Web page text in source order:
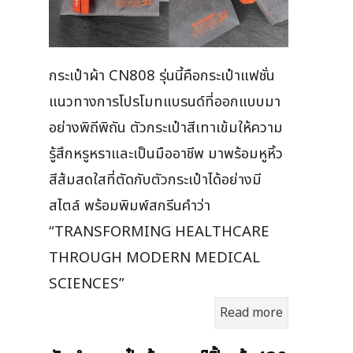
กระเป๋าผ้า CN808 รุ่นนี้คือกระเป๋าแฟชั่น
แนวทางการโปรโมทแบรนด์ที่ออกแบบมา
อย่างพิถีพิถัน ตัวกระเป๋าสีเทาเข้มให้ความ
รู้สึกหรูหราและเป็นมืออาชีพ มาพร้อมหูหิ้ว
สีส้มสดใสที่ตัดกับตัวกระเป๋าได้อย่างมี
สไตล์ พร้อมพิมพ์สกรีนคำว่า
“TRANSFORMING HEALTHCARE
THROUGH MODERN MEDICAL
SCIENCES”
Read more